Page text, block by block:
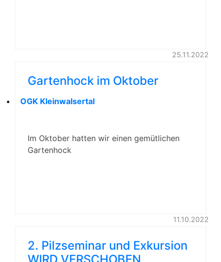
25.11.2022
Gartenhock im Oktober
OGK Kleinwalsertal
Im Oktober hatten wir einen gemütlichen
Gartenhock
11.10.2022
2. Pilzseminar und Exkursion